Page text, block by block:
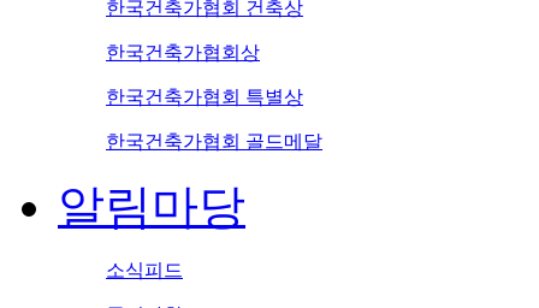
한국건축가협회 건축상
한국건축가협회상
한국건축가협회 특별상
한국건축가협회 골드메달
알림마당
소식피드